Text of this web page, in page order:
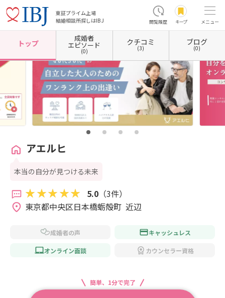
東証プライム上場
結婚相談所探しはIBJ
閲覧履歴 キープ メニュー
ホーム 東京都の結婚相談所 東京都中央区 東京都中央区日本橋 アエルヒ
トップ
成婚者
エピソード
(0)
クチコミ
(3)
ブログ
(0)
アエルヒ
本当の自分が見つける未来
5.0（3件）
東京都中央区日本橋蛎殻町  近辺
成婚者の声 キャッシュレス
オンライン面談 カウンセラー資格
簡単、1分で完了